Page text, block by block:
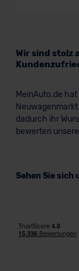
Wir sind stolz
MeinAuto.de
dadurch ihr
bewerten
Sehen Sie sich